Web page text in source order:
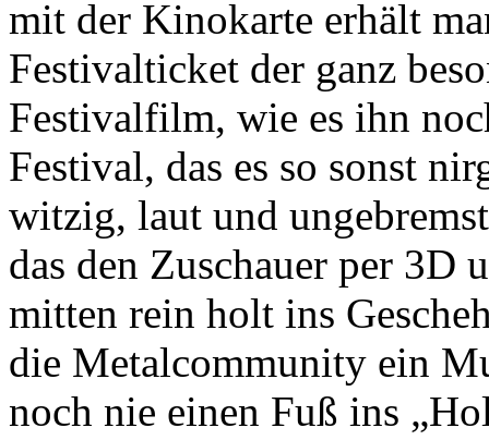
mit der Kinokarte erhält
Festivalticket der ganz
Festivalfilm, wie es ihn
Festival, das es so sonst
witzig, laut und
das den Zuschauer per 3D
mitten rein holt ins
die Metalcommunity ein
noch nie einen Fuß ins